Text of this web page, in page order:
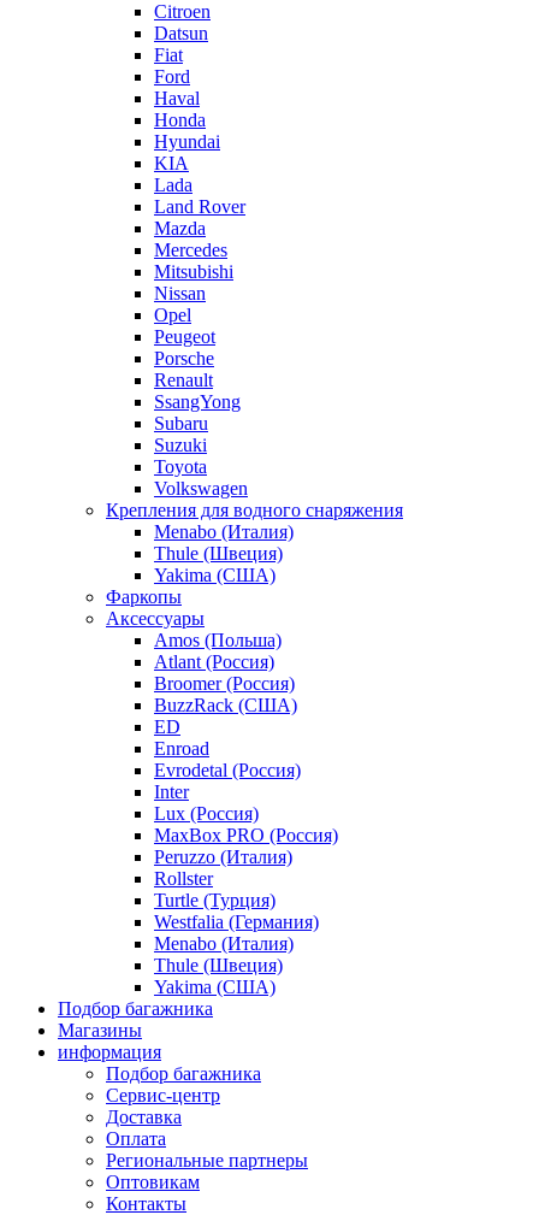
Citroen
Datsun
Fiat
Ford
Haval
Honda
Hyundai
KIA
Lada
Land Rover
Mazda
Mercedes
Mitsubishi
Nissan
Opel
Peugeot
Porsche
Renault
SsangYong
Subaru
Suzuki
Toyota
Volkswagen
Крепления для водного снаряжения
Menabo (Италия)
Thule (Швеция)
Yakima (США)
Фаркопы
Аксессуары
Amos (Польша)
Atlant (Россия)
Broomer (Россия)
BuzzRack (США)
ED
Enroad
Evrodetal (Россия)
Inter
Lux (Россия)
MaxBox PRO (Россия)
Peruzzo (Италия)
Rollster
Turtle (Турция)
Westfalia (Германия)
Menabo (Италия)
Thule (Швеция)
Yakima (США)
Подбор багажника
Магазины
информация
Подбор багажника
Сервис-центр
Доставка
Оплата
Региональные партнеры
Оптовикам
Контакты